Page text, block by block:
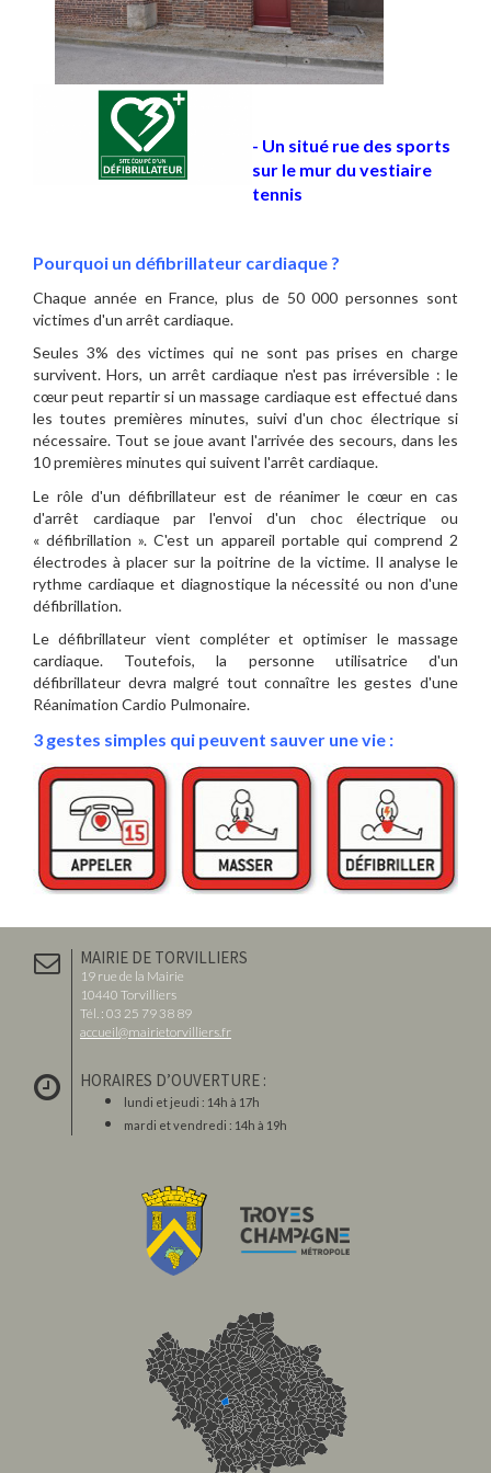
- Un situé rue des sports
sur le mur du vestiaire
tennis
Pourquoi un défibrillateur cardiaque ?
Chaque année en France, plus de 50 000 personnes sont
victimes d'un arrêt cardiaque.
Seules 3% des victimes qui ne sont pas prises en charge
survivent. Hors, un arrêt cardiaque n'est pas irréversible : le
cœur peut repartir si un massage cardiaque est effectué dans
les toutes premières minutes, suivi d'un choc électrique si
nécessaire. Tout se joue avant l'arrivée des secours, dans les
10 premières minutes qui suivent l'arrêt cardiaque.
Le rôle d'un défibrillateur est de réanimer le cœur en cas
d'arrêt cardiaque par l'envoi d'un choc électrique ou
« défibrillation ». C'est un appareil portable qui comprend 2
électrodes à placer sur la poitrine de la victime. Il analyse le
rythme cardiaque et diagnostique la nécessité ou non d'une
défibrillation.
Le défibrillateur vient compléter et optimiser le massage
cardiaque. Toutefois, la personne utilisatrice d'un
défibrillateur devra malgré tout connaître les gestes d'une
Réanimation Cardio Pulmonaire.
3 gestes simples qui peuvent sauver une vie :
MAIRIE DE TORVILLIERS
19 rue de la Mairie
10440 Torvilliers
Tél. : 03 25 79 38 89
accueil@mairietorvilliers.fr
HORAIRES D’OUVERTURE :
lundi et jeudi : 14h à 17h
mardi et vendredi : 14h à 19h